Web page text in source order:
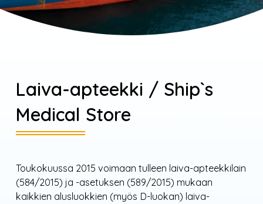
Laiva-apteekki / Ship`s
Medical Store
Toukokuussa 2015 voimaan tulleen laiva-apteekkilain
(584/2015) ja -asetuksen (589/2015) mukaan
kaikkien alusluokkien (myös D-luokan) laiva-